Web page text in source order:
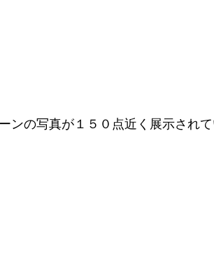
ンの写真が１５０点近く展示され